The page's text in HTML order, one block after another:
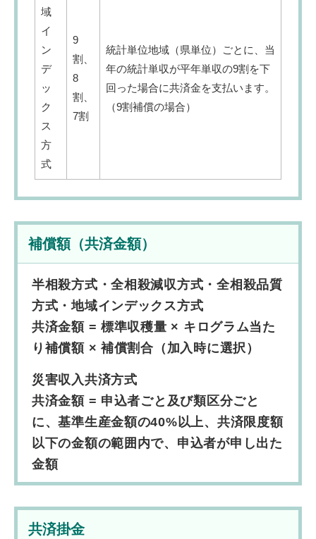
域
イ
ン
デ
ッ
ク
ス
方
式
9
割、
8
割、
7割
統計単位地域（県単位）ごとに、当
年の統計単収が平年単収の9割を下
回った場合に共済金を支払います。
（9割補償の場合）
補償額（共済金額）
半相殺方式・全相殺減収方式・全相殺品質
方式・地域インデックス方式
共済金額 = 標準収穫量 × キログラム当た
り補償額 × 補償割合（加入時に選択）
災害収入共済方式
共済金額 = 申込者ごと及び類区分ごと
に、基準生産金額の40%以上、共済限度額
以下の金額の範囲内で、申込者が申し出た
金額
共済掛金